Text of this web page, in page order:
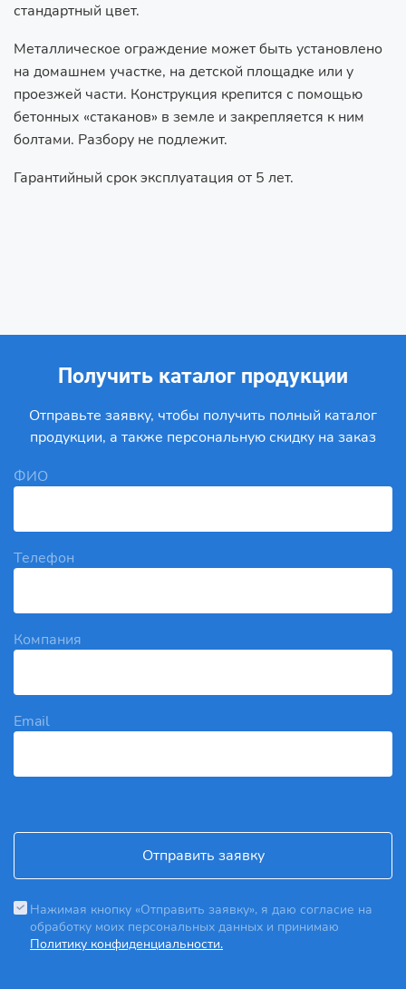
стандартный цвет.
Металлическое ограждение может быть установлено
на домашнем участке, на детской площадке или у
проезжей части. Конструкция крепится с помощью
бетонных «стаканов» в земле и закрепляется к ним
болтами. Разбору не подлежит.
Гарантийный срок эксплуатация от 5 лет.
Получить каталог продукции
Отправьте заявку, чтобы получить полный каталог
продукции, а также персональную скидку на заказ
ФИО
Телефон
Компания
Email
Отправить заявку
Нажимая кнопку «Отправить заявку», я даю согласие на
обработку моих персональных данных и принимаю
Политику конфиденциальности.